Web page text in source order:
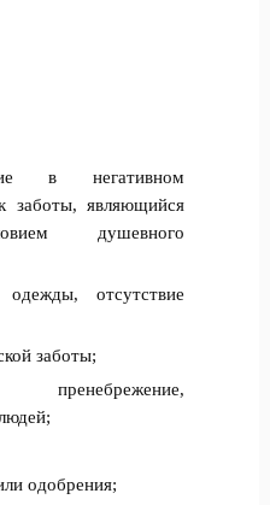
в негативном
заботы, являющийся
душевного
отсутствие
заботы;
одобрения;